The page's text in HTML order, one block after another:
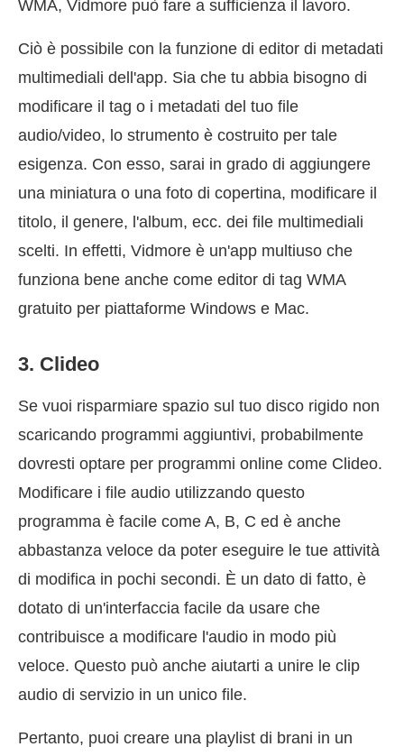
WMA, Vidmore può fare a sufficienza il lavoro.
Ciò è possibile con la funzione di editor di metadati
multimediali dell'app. Sia che tu abbia bisogno di
modificare il tag o i metadati del tuo file
audio/video, lo strumento è costruito per tale
esigenza. Con esso, sarai in grado di aggiungere
una miniatura o una foto di copertina, modificare il
titolo, il genere, l'album, ecc. dei file multimediali
scelti. In effetti, Vidmore è un'app multiuso che
funziona bene anche come editor di tag WMA
gratuito per piattaforme Windows e Mac.
3. Clideo
Se vuoi risparmiare spazio sul tuo disco rigido non
scaricando programmi aggiuntivi, probabilmente
dovresti optare per programmi online come Clideo.
Modificare i file audio utilizzando questo
programma è facile come A, B, C ed è anche
abbastanza veloce da poter eseguire le tue attività
di modifica in pochi secondi. È un dato di fatto, è
dotato di un'interfaccia facile da usare che
contribuisce a modificare l'audio in modo più
veloce. Questo può anche aiutarti a unire le clip
audio di servizio in un unico file.
Pertanto, puoi creare una playlist di brani in un